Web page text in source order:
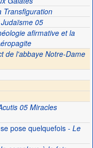
Transfiguration
05
afirmative et la
de l'abbaye Notre-Dame
05 Miracles
pose quelquefois- Le